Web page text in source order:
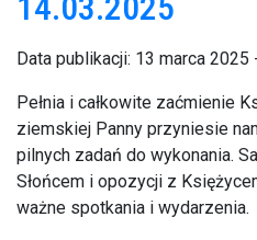
Data publikacji: 13 marca 2025
Pełnia i całkowite zaćmienie
ziemskiej Panny przyniesie
pilnych zadań do wykonania.
Słońcem i opozycji z
ważne spotkania i wydarzenia.